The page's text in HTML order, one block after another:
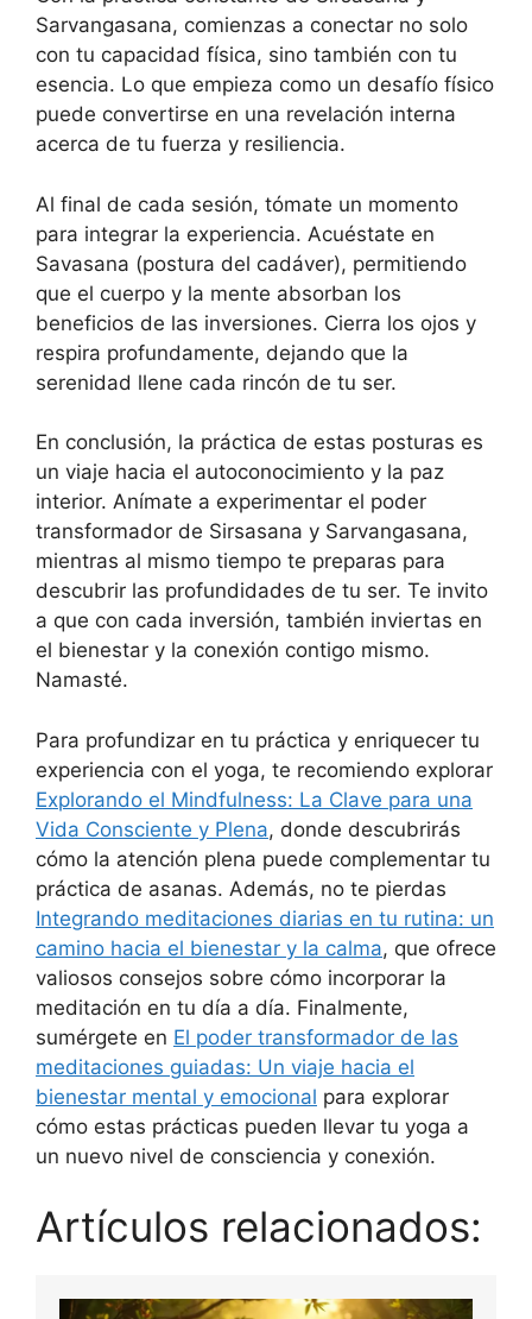
Sarvangasana, comienzas a conectar no solo
con tu capacidad física, sino también con tu
esencia. Lo que empieza como un desafío físico
puede convertirse en una revelación interna
acerca de tu fuerza y resiliencia.
Al final de cada sesión, tómate un momento
para integrar la experiencia. Acuéstate en
Savasana (postura del cadáver), permitiendo
que el cuerpo y la mente absorban los
beneficios de las inversiones. Cierra los ojos y
respira profundamente, dejando que la
serenidad llene cada rincón de tu ser.
En conclusión, la práctica de estas posturas es
un viaje hacia el autoconocimiento y la paz
interior. Anímate a experimentar el poder
transformador de Sirsasana y Sarvangasana,
mientras al mismo tiempo te preparas para
descubrir las profundidades de tu ser. Te invito
a que con cada inversión, también inviertas en
el bienestar y la conexión contigo mismo.
Namasté.
Para profundizar en tu práctica y enriquecer tu
experiencia con el yoga, te recomiendo explorar
Explorando el Mindfulness: La Clave para una
Vida Consciente y Plena, donde descubrirás
cómo la atención plena puede complementar tu
práctica de asanas. Además, no te pierdas
Integrando meditaciones diarias en tu rutina: un
camino hacia el bienestar y la calma, que ofrece
valiosos consejos sobre cómo incorporar la
meditación en tu día a día. Finalmente,
sumérgete en El poder transformador de las
meditaciones guiadas: Un viaje hacia el
bienestar mental y emocional para explorar
cómo estas prácticas pueden llevar tu yoga a
un nuevo nivel de consciencia y conexión.
Artículos relacionados: